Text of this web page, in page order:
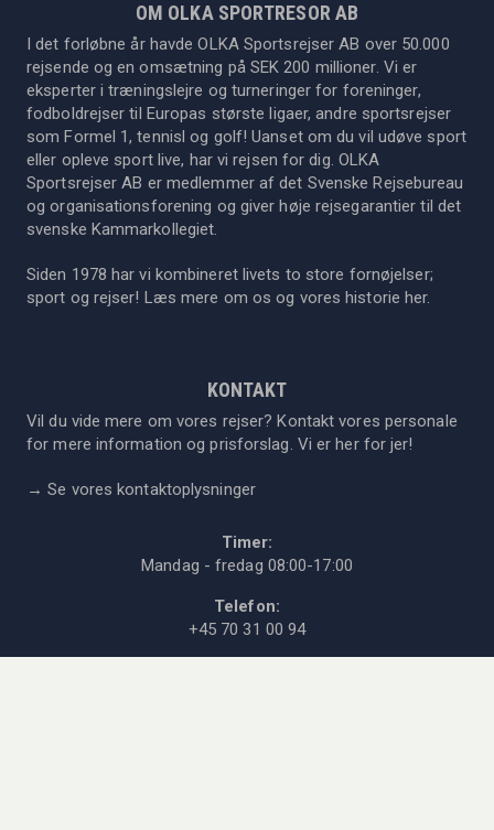
OM OLKA SPORTRESOR AB
I det forløbne år havde OLKA Sportsrejser AB over 50.000
rejsende og en omsætning på SEK 200 millioner. Vi er
eksperter i træningslejre og turneringer for foreninger,
fodboldrejser til Europas største ligaer, andre sportsrejser
som Formel 1, tennisl og golf! Uanset om du vil udøve sport
eller opleve sport live, har vi rejsen for dig. OLKA
Sportsrejser AB er medlemmer af det Svenske Rejsebureau
og organisationsforening og giver høje rejsegarantier til det
svenske Kammarkollegiet.
Siden 1978 har vi kombineret livets to store fornøjelser;
sport og rejser! Læs mere om os og vores historieher.
KONTAKT
Vil du vide mere om vores rejser? Kontakt vores personale
for mere information og prisforslag. Vi er her for jer!
→Se vores kontaktoplysninger
Timer:
Mandag - fredag 08:00-17:00
Telefon:
+45 70 31 00 94